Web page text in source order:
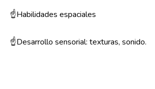
☝Habilidades espaciales
☝Desarrollo sensorial: texturas, sonido.